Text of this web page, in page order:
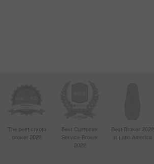
The best crypto
broker 2022
Best Customer
Service Broker
2022
Best Broker 2022
in Latin America